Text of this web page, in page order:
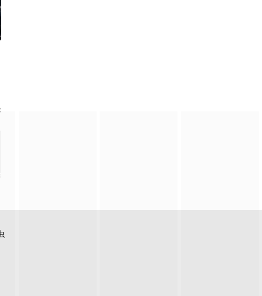
三人组”。平太郎开朗
师、盗贼、商人、猎人、咒术师、国王、贤者、勇者。而其中
侵攻から東京を救って 3 ヶ月――。復興が進む街並みに人々は再び訪れ